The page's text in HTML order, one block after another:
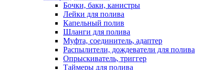
Бочки, баки, канистры
Лейки для полива
Капельный полив
Шланги для полива
Муфта, соединитель, адаптер
Распылители, дождеватели для полива
Опрыскиватель, триггер
Таймеры для полива